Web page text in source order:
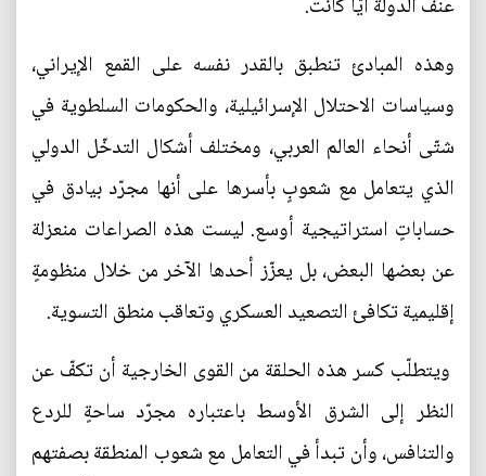
وهذه المبادئ تنطبق بالقدر نفسه على القمع الإيراني،
وسياسات الاحتلال الإسرائيلية، والحكومات السلطوية في
شتّى أنحاء العالم العربي، ومختلف أشكال التدخّل الدولي
الذي يتعامل مع شعوبٍ بأسرها على أنها مجرّد بيادق في
حساباتٍ استراتيجية أوسع. ليست هذه الصراعات منعزلة
عن بعضها البعض، بل يعزّز أحدها الآخر من خلال منظومةٍ
إقليمية تكافئ التصعيد العسكري وتعاقب منطق التسوية.
ويتطلّب كسر هذه الحلقة من القوى الخارجية أن تكفّ عن
النظر إلى الشرق الأوسط باعتباره مجرّد ساحةٍ للردع
والتنافس، وأن تبدأ في التعامل مع شعوب المنطقة بصفتهم